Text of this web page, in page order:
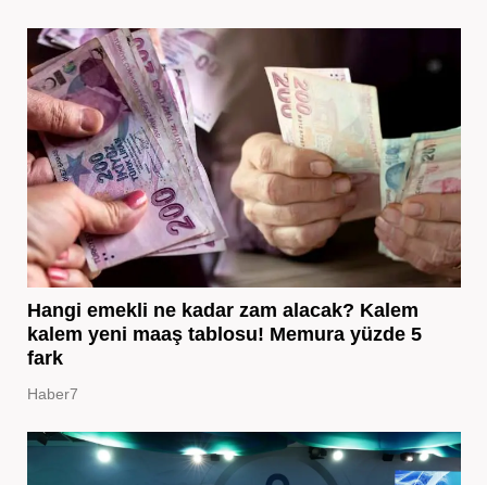
Hangi emekli ne kadar zam alacak? Kalem
kalem yeni maaş tablosu! Memura yüzde 5
fark
Haber7